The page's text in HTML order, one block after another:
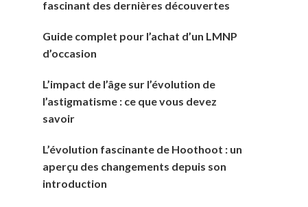
fascinant des dernières découvertes
Guide complet pour l’achat d’un LMNP
d’occasion
L’impact de l’âge sur l’évolution de
l’astigmatisme : ce que vous devez
savoir
L’évolution fascinante de Hoothoot : un
aperçu des changements depuis son
introduction